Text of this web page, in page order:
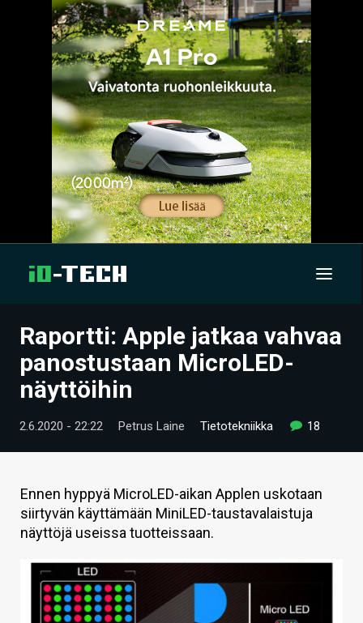
UUTISET
ARTIKKELIT
VIDEOT
TECHBBS
TIETOA
HINTA.FI
VAIHDA TEEMA
Raportti: Apple jatkaa vahvaa
panostustaan MicroLED-
näyttöihin
2.6.2020 - 22:22 Petrus Laine Tietotekniikka 18
Ennen hyppyä MicroLED-aikan Applen uskotaan
siirtyvän käyttämään MiniLED-taustavalaistuja
näyttöjä useissa tuotteissaan.